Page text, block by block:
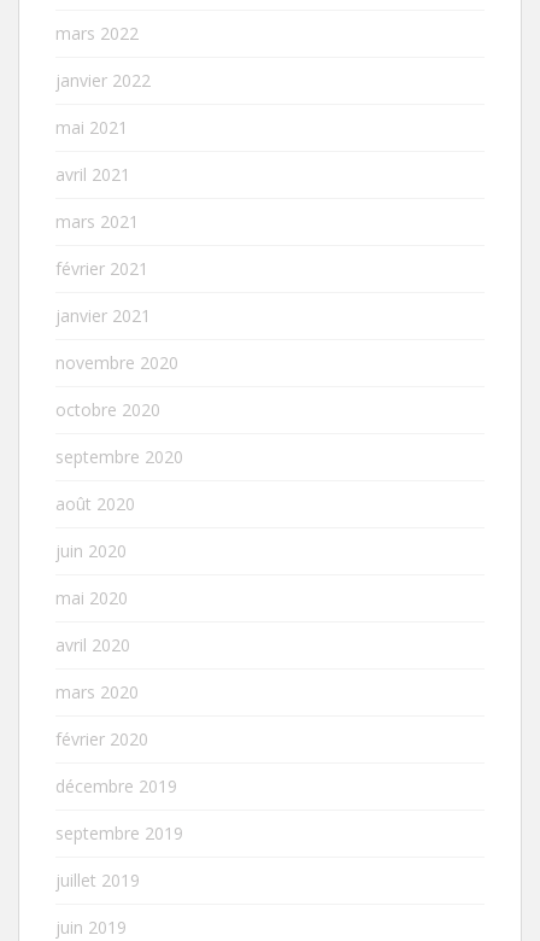
mars 2022
janvier 2022
mai 2021
avril 2021
mars 2021
février 2021
janvier 2021
novembre 2020
octobre 2020
septembre 2020
août 2020
juin 2020
mai 2020
avril 2020
mars 2020
février 2020
décembre 2019
septembre 2019
juillet 2019
juin 2019